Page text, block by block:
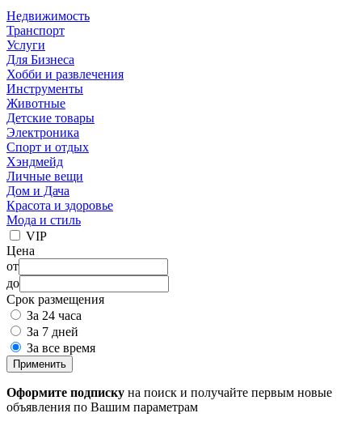
Недвижимость
Транспорт
Услуги
Для Бизнеса
Хобби и развлечения
Инструменты
Животные
Детские товары
Электроника
Спорт и отдых
Хэндмейд
Личные вещи
Дом и Дача
Красота и здоровье
Мода и стиль
VIP
Цена
от
до
Срок размещения
За 24 часа
За 7 дней
За все время
Применить
Оформите подписку на поиск и получайте первым новые
объявления по Вашим параметрам